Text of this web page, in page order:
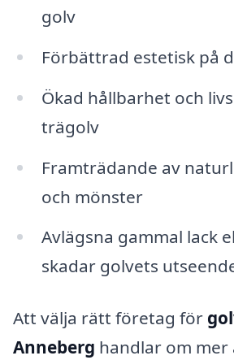
golv
Förbättrad estetisk på
Ökad hållbarhet och
trägolv
Framträdande av
och mönster
Avlägsna gammal lack
skadar golvets
Att välja rätt företag för
Anneberg handlar om mer